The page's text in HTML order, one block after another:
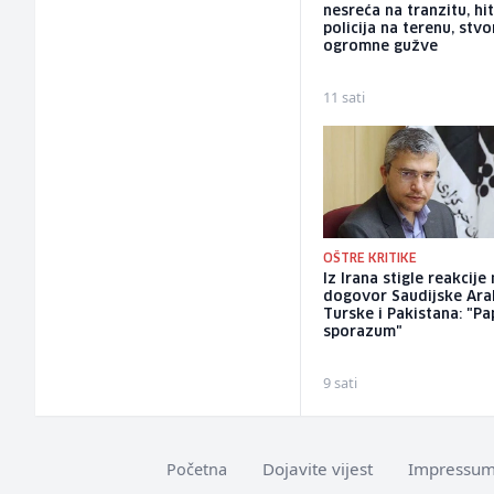
nesreća na tranzitu,
policija na terenu,
ogromne gužve
11 sati
OŠTRE KRITIKE
Iz Irana stigle reakcije
dogovor Saudijske
Turske i Pakistana:
sporazum"
9 sati
Početna Dojavite vijest